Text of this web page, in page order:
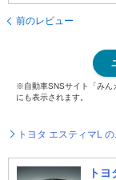
前のレビュー
※自動車SNSサイト「みん
にも表示されます。
トヨタ エスティマL
ト